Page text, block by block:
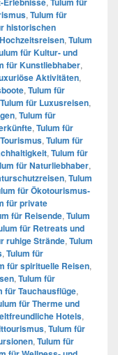
, Tulum für
historischen
, Tulum
für Kultur- und
für Kunstliebhaber,
Aktivitäten,
, Tulum für
Tulum für Luxusreisen,
, Tulum für
, Tulum für
, Tulum für
, Tulum für
für Naturliebhaber,
, Tulum
für Ökotourismus-
für private
für Reisende, Tulum
für Retreats und
ruhige Strände, Tulum
, Tulum für
für spirituelle Reisen,
, Tulum für
für Tauchausflüge,
für Therme und
Hotels,
, Tulum für
, Tulum für